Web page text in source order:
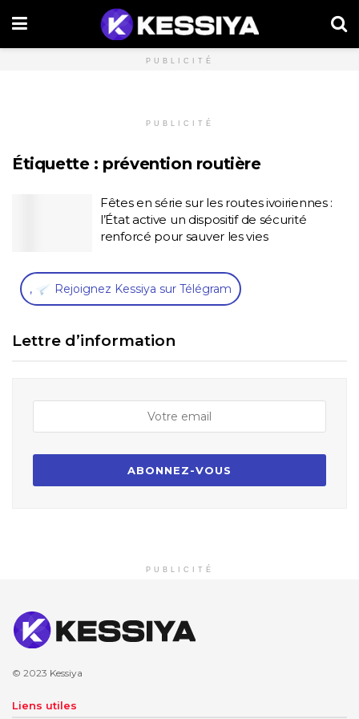
PUBLICITÉ
PUBLICITÉ
Étiquette : prévention routière
Fêtes en série sur les routes ivoiriennes :
l’État active un dispositif de sécurité
renforcé pour sauver les vies
, Rejoignez Kessiya sur Télégram
Lettre d’information
PUBLICITÉ
© 2023 Kessiya
Liens utiles